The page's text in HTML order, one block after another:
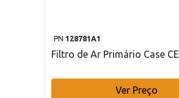
PN 128781A1
Filtro de Ar Primário Case CE
Ver Preço